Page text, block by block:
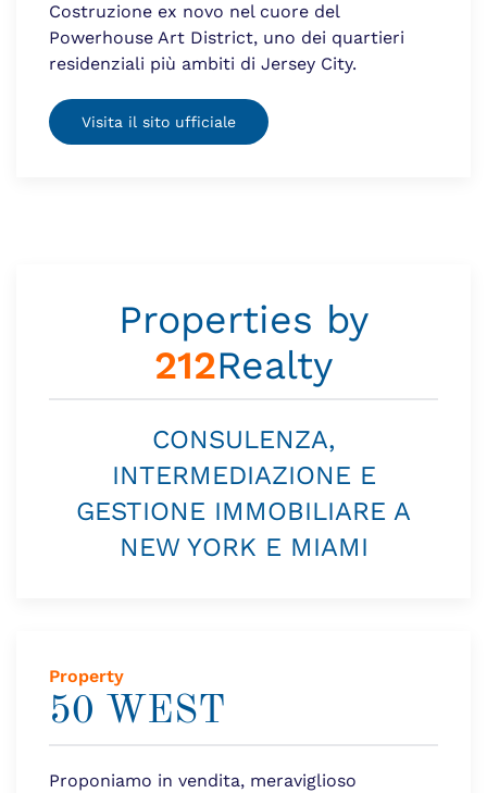
Costruzione ex novo nel cuore del
Powerhouse Art District, uno dei quartieri
residenziali più ambiti di Jersey City.
Visita il sito ufficiale
Properties by
212Realty
CONSULENZA,
INTERMEDIAZIONE E
GESTIONE IMMOBILIARE A
NEW YORK E MIAMI
Property
50 WEST
Proponiamo in vendita, meraviglioso